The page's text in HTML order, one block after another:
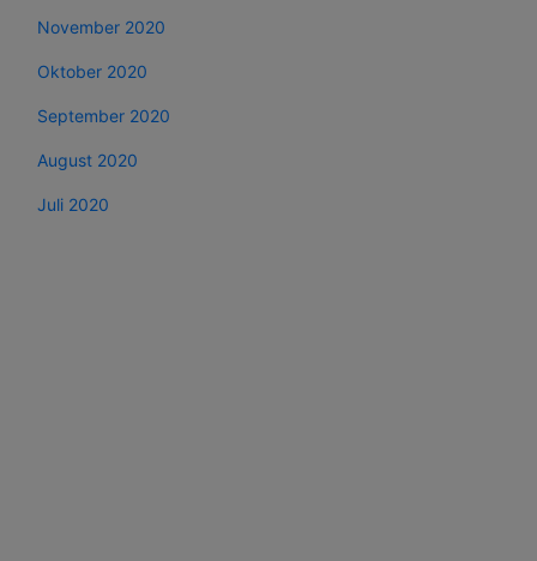
November 2020
Oktober 2020
September 2020
August 2020
Juli 2020